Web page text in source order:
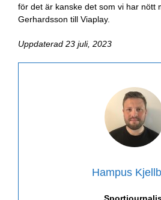
för det är kanske det som vi har nött
Gerhardsson till Viaplay.
Uppdaterad 23 juli, 2023
Hampus